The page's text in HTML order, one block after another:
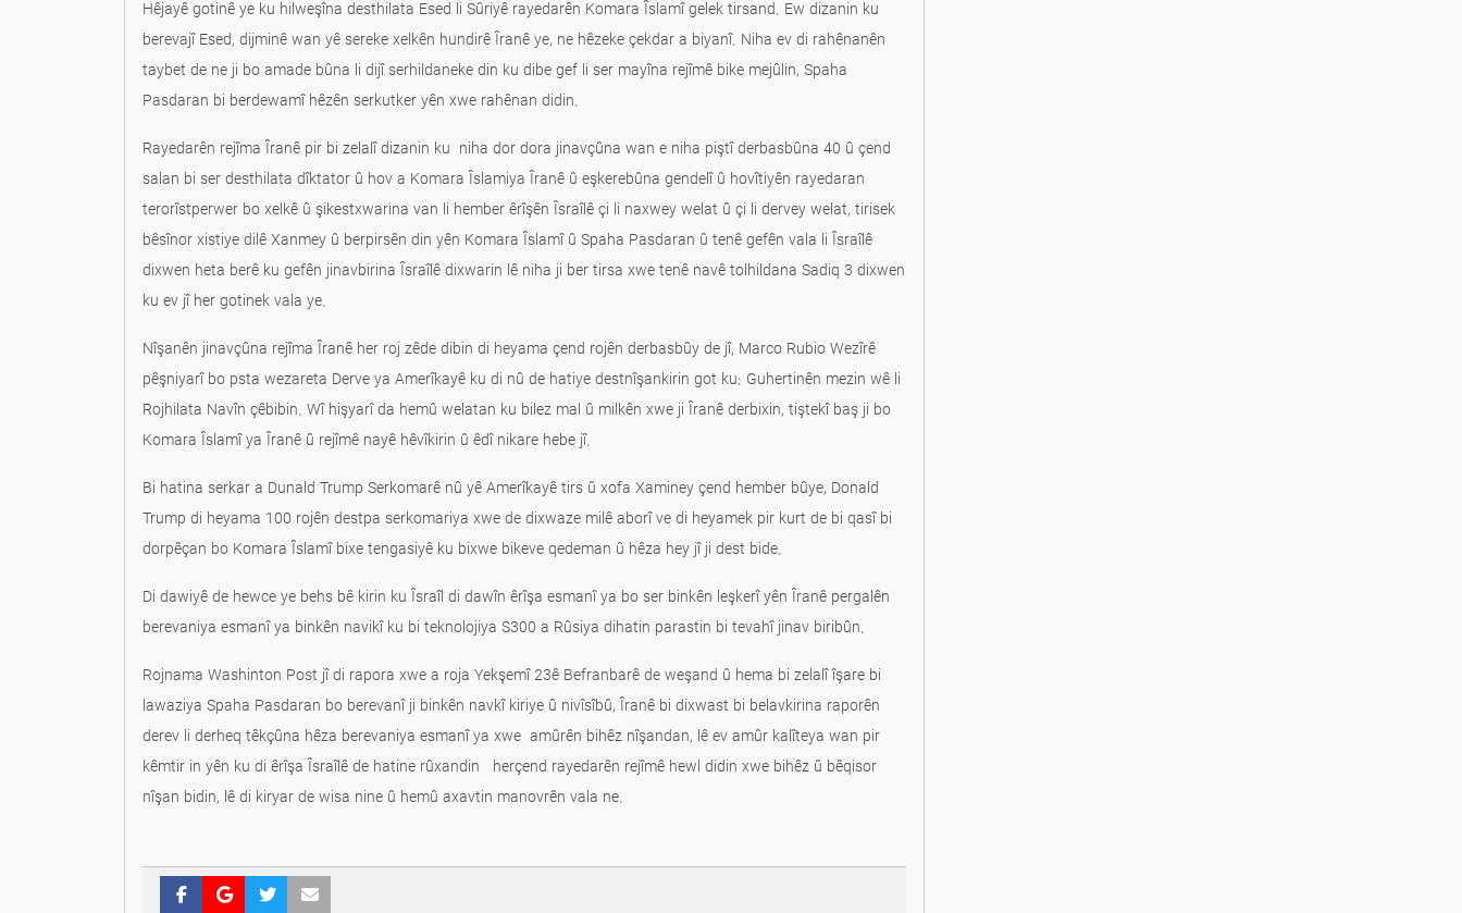
Hêjayê gotinê ye ku hilweşîna desthilata Esed li Sûriyê rayedarên Komara Îslamî gelek tirsand. Ew dizanin ku
berevajî Esed, dijminê wan yê sereke xelkên hundirê Îranê ye, ne hêzeke çekdar a biyanî. Niha ev di rahênanên
taybet de ne ji bo amade bûna li dijî serhildaneke din ku dibe gef li ser mayîna rejîmê bike mejûlin, Spaha
Pasdaran bi berdewamî hêzên serkutker yên xwe rahênan didin.
Rayedarên rejîma Îranê pir bi zelalî dizanin ku niha dor dora jinavçûna wan e niha piştî derbasbûna 40 û çend
salan bi ser desthilata dîktator û hov a Komara Îslamiya Îranê û eşkerebûna gendelî û hovîtiyên rayedaran
terorîstperwer bo xelkê û şikestxwarina van li hember êrîşên Îsraîlê çi li naxwey welat û çi li dervey welat, tirisek
bêsînor xistiye dilê Xanmey û berpirsên din yên Komara Îslamî û Spaha Pasdaran û tenê gefên vala li Îsraîlê
dixwen heta berê ku gefên jinavbirina Îsraîlê dixwarin lê niha ji ber tirsa xwe tenê navê tolhildana Sadiq 3 dixwen
ku ev jî her gotinek vala ye.
Nîşanên jinavçûna rejîma Îranê her roj zêde dibin di heyama çend rojên derbasbûy de jî, Marco Rubio Wezîrê
pêşniyarî bo psta wezareta Derve ya Amerîkayê ku di nû de hatiye destnîşankirin got ku: Guhertin‏ên mezin wê li
Rojhilata Navîn çêbibin. Wî hişyarî da hemû welatan ku bilez mal û milkên xwe ji Îranê derbixin, tiştekî baş ji bo
Bi hatina serkar a Dunald Trump Serkomarê nû yê Amerîkayê tirs û xofa Xaminey çend hember bûye, Donald
Trump di heyama 100 rojên destpa serkomariya xwe de dixwaze milê aborî ve di heyamek pir kurt de bi qasî bi
dorpêçan bo Komara Îslamî bixe tengasiyê ku bixwe bikeve qedeman û hêza hey jî ji dest bide.
Di dawiyê de hewce ye behs bê kirin ku Îsraîl di dawîn êrîşa esmanî ya bo ser binkên leşkerî yên Îranê pergalên
berevaniya esmanî ya binkên navikî ku bi teknolojiya S300 a Rûsiya dihatin parastin bi tevahî jinav biribûn.
Rojnama Washinton Post jî di rapora xwe a roja Yekşemî 23ê Befranbarê de weşand û hema bi zelalî îşare bi
lawaziya Spaha Pasdaran bo berevanî ji binkên navkî kiriye û nivîsîbû, Îranê bi dixwast bi belavkirina raporên
derev li derheq têkçûna hêza berevaniya esmanî ya xwe amûrên bihêz nîşandan, lê ev amûr kalîteya wan pir
kêmtir in yên ku di êrîşa Îsraîlê de hatine rûxandin herçend rayedarên rejîmê hewl didin xwe bihêz û bêqisor
nîşan bidin, lê di kiryar de wisa nine û hemû axavtin manovrên vala ne.